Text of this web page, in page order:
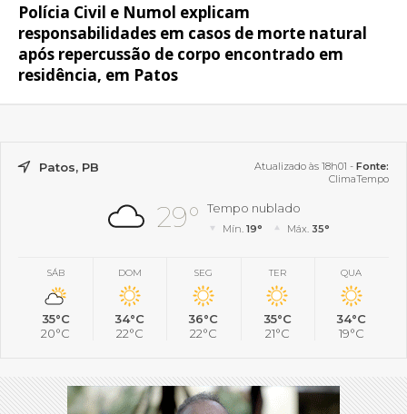
Polícia Civil e Numol explicam
responsabilidades em casos de morte natural
após repercussão de corpo encontrado em
residência, em Patos
Patos, PB Atualizado às 18h01 - Fonte:
ClimaTempo
29° Tempo nublado
Mín.19° Máx. 35°
SÁB
35°C
20°C
DOM
34°C
22°C
SEG
36°C
22°C
TER
35°C
21°C
QUA
34°C
19°C